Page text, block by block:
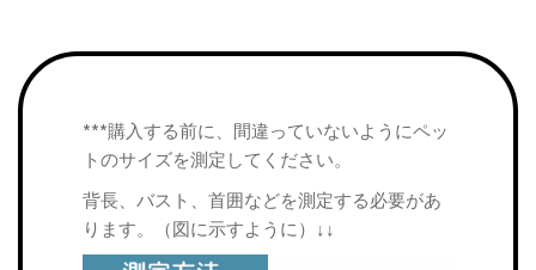
***購入する前に、間違っていないようにペッ
トのサイズを測定してください。
背長、バスト、首囲などを測定する必要があ
ります。（図に示すように）↓↓